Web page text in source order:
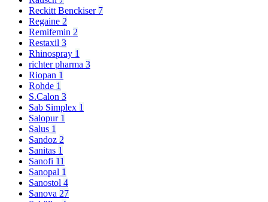
Reckitt Benckiser 7
Regaine 2
Remifemin 2
Restaxil 3
Rhinospray 1
richter pharma 3
Riopan 1
Rohde 1
S.Calon 3
Sab Simplex 1
Salopur 1
Salus 1
Sandoz 2
Sanitas 1
Sanofi 11
Sanopal 1
Sanostol 4
Sanova 27